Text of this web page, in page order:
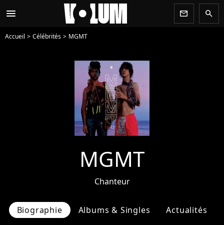
menu newsletter search
Accueil Célébrités MGMT
MGMT
Chanteur
Biographie Albums & Singles Actualités